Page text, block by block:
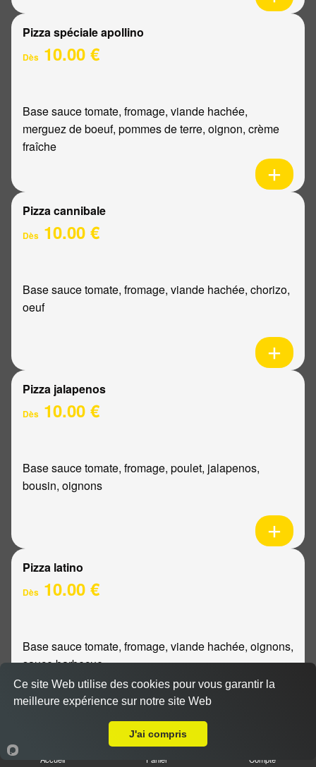
Pizza spéciale apollino
Dès 10.00 €
Base sauce tomate, fromage, viande hachée,
merguez de boeuf, pommes de terre, oignon, crème
fraîche
Pizza cannibale
Dès 10.00 €
Base sauce tomate, fromage, viande hachée, chorizo,
oeuf
Pizza jalapenos
Dès 10.00 €
Base sauce tomate, fromage, poulet, jalapenos,
bousin, oignons
Pizza latino
Dès 10.00 €
Base sauce tomate, fromage, viande hachée, oignons,
sauce barbecue
Accueil Panier Compte
Ce site Web utilise des cookies pour vous garantir la
meilleure expérience sur notre site Web
J'ai compris